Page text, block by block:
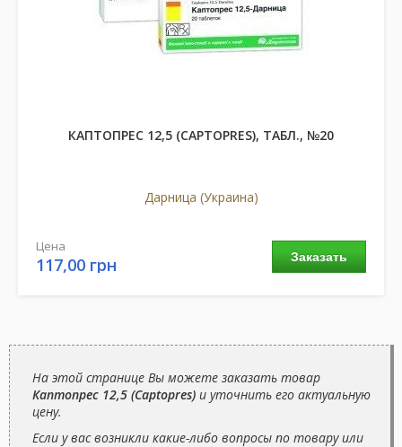
КАПТОПРЕС 12,5 (CAPTOPRES), ТАБЛ., №20
Дарница (Украина)
Заказать
Цена
117,00 грн
На этой странице Вы можете заказать товар
Каптопрес 12,5 (Captopres) и уточнить его актуальную
цену.
Если у вас возникли какие-либо вопросы по товару или